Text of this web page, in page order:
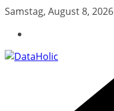
Zum
springen
Samstag, August 8, 2026